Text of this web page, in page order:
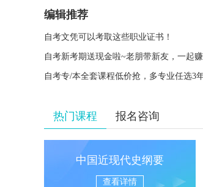
编辑推荐
自考文凭可以考取这些职业证书！
自考新考期送现金啦~老朋带新友，一起赚
自考专/本全套课程低价抢，多专业任选3
热门课程 报名咨询
中国近现代史纲要
查看详情